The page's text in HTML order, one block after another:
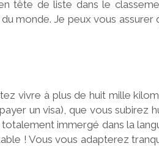
tête de liste dans le
monde. Je peux vous
vivre à plus de huit mille
un visa), que vous subirez
immergé dans la
! Vous vous adapterez